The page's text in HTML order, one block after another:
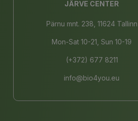
JÄRVE CENTER
Pärnu mnt. 238, 11624 Tallinn
Mon-Sat 10-21, Sun 10-19
(+372) 677 8211
info@bio4you.eu